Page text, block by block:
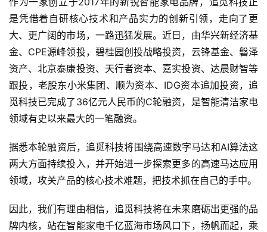
每
日
好
诗
是凭借着自研核心技术和产品实力的创新引领，走向了更
大、更广阔的市场，一路迅猛发展。近日，由华兴新经济基
金、CPE源峰领投，碧桂园创投战略投资，云锋基金、磐泽
资产、北京泰康投资、天行者资本、嘉实投资、达晨财智等
跟投，老股东小米集团、顺为资本、IDG资本追加投资，追
觅科技已完成了36亿元人民币的C轮融资，是智能清洁家电
领域有史以来最大的一笔融资。
据悉本轮融资后，追觅科技将围绕高速数字马达和AI算法这
两大方面持续投入，并开始进一步探索更多的高速马达应用
领域，攻关产品的核心技术难题，把技术抓在自己的手中。
因此，我们有理由相信，追觅科技将在未来磨砺出更强的品
牌内核，站在智能家电千亿蓝海市场风口下，扬帆而起，乘